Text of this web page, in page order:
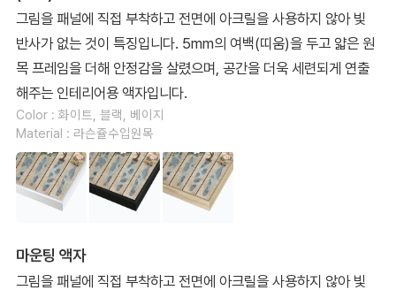
그림을 패널에 직접 부착하고 전면에 아크릴을 사용하지 않아 빛
반사가 없는 것이 특징입니다. 5mm의 여백(띠움)을 두고 얇은 원
목 프레임을 더해 안정감을 살렸으며, 공간을 더욱 세련되게 연출
해주는 인테리어용 액자입니다.
Color : 화이트, 블랙, 베이지
Material : 라슨쥴수입원목
마운팅 액자
그림을 패널에 직접 부착하고 전면에 아크릴을 사용하지 않아 빛